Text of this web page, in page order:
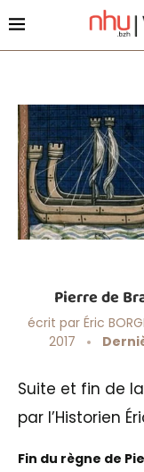
Pierre de
écrit par Éric
2017
Suite et fin de
par l’Historien
Fin du règne de